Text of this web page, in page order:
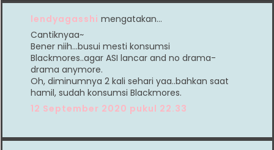
lendyagasshi mengatakan…
Cantiknyaa~
Bener niih...busui mesti konsumsi
Blackmores..agar ASI lancar and no drama-
drama anymore.
Oh, diminumnya 2 kali sehari yaa..bahkan saat
hamil, sudah konsumsi Blackmores.
12 September 2020 pukul 22.33